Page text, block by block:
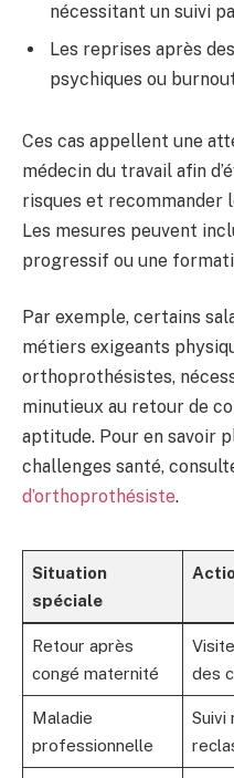
nécessitant un suivi
Les reprises après
psychiques ou
Ces cas appellent une
médecin du travail afin
risques et recommander
Les mesures peuvent
progressif ou une
Par exemple, certains
métiers exigeants
orthoprothésistes,
minutieux au retour de
aptitude. Pour en savoir
challenges santé,
d’orthoprothésiste.
Situation
spéciale
Retour après
congé maternité
des
Maladie
professionnelle
Suivi